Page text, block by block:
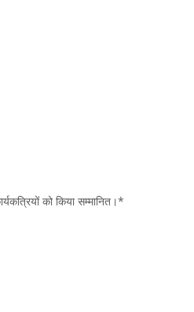
को किया सम्मानित।*